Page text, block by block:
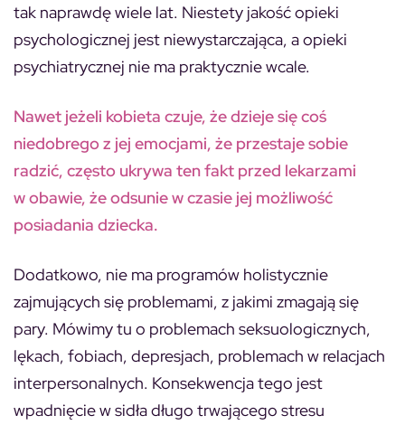
tak naprawdę wiele lat. Niestety jakość opieki
psychologicznej jest niewystarczająca, a opieki
psychiatrycznej nie ma praktycznie wcale.
Nawet jeżeli kobieta czuje, że dzieje się coś
niedobrego z jej emocjami, że przestaje sobie
radzić, często ukrywa ten fakt przed lekarzami
w obawie, że odsunie w czasie jej możliwość
posiadania dziecka.
Dodatkowo, nie ma programów holistycznie
zajmujących się problemami, z jakimi zmagają się
pary. Mówimy tu o problemach seksuologicznych,
lękach, fobiach, depresjach, problemach w relacjach
interpersonalnych. Konsekwencja tego jest
wpadnięcie w sidła długo trwającego stresu